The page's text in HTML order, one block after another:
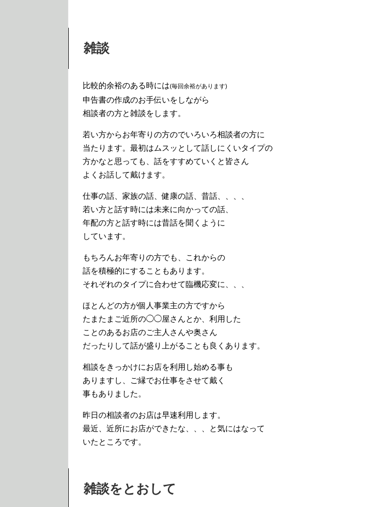
雑談
比較的余裕のある時には(毎回余裕があります)
申告書の作成のお手伝いをしながら
相談者の方と雑談をします。
若い方からお年寄りの方のでいろいろ相談者の方に
当たります。最初はムスッとして話しにくいタイプの
方かなと思っても、話をすすめていくと皆さん
よくお話して戴けます。
仕事の話、家族の話、健康の話、昔話、、、、
若い方と話す時には未来に向かっての話、
年配の方と話す時には昔話を聞くように
しています。
もちろんお年寄りの方でも、これからの
話を積極的にすることもあります。
それぞれのタイプに合わせて臨機応変に、、、
ほとんどの方が個人事業主の方ですから
たまたまご近所の◯◯屋さんとか、利用した
ことのあるお店のご主人さんや奥さん
だったりして話が盛り上がることも良くあります。
相談をきっかけにお店を利用し始める事も
ありますし、ご縁でお仕事をさせて戴く
事もありました。
昨日の相談者のお店は早速利用します。
最近、近所にお店ができたな、、、と気にはなって
いたところです。
雑談をとおして